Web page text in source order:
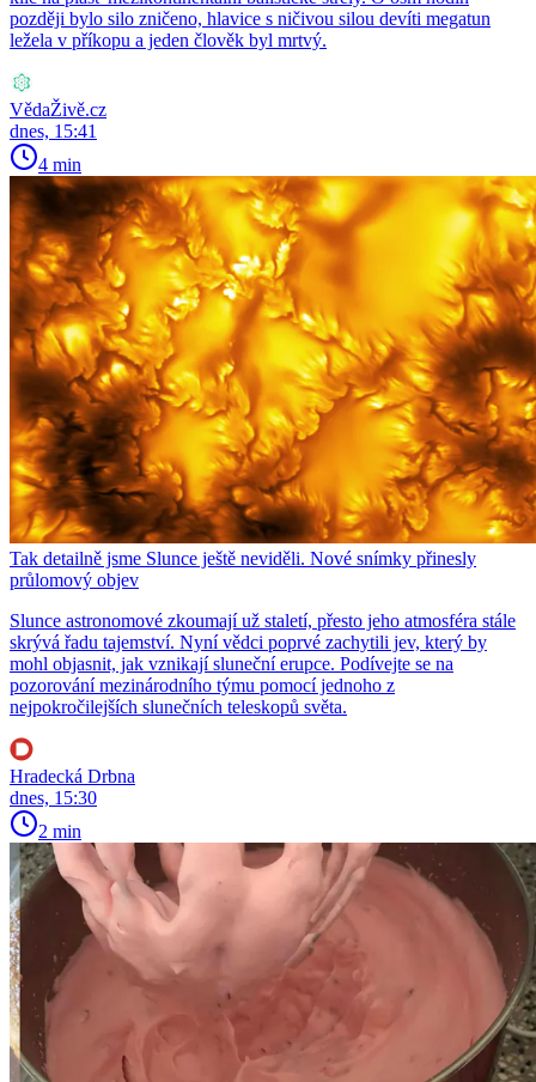
později bylo silo zničeno, hlavice s ničivou silou devíti megatun
ležela v příkopu a jeden člověk byl mrtvý.
VědaŽivě.cz
dnes, 15:41
4 min
Tak detailně jsme Slunce ještě neviděli. Nové snímky přinesly
průlomový objev
Slunce astronomové zkoumají už staletí, přesto jeho atmosféra stále
skrývá řadu tajemství. Nyní vědci poprvé zachytili jev, který by
mohl objasnit, jak vznikají sluneční erupce. Podívejte se na
pozorování mezinárodního týmu pomocí jednoho z
nejpokročilejších slunečních teleskopů světa.
Hradecká Drbna
dnes, 15:30
2 min